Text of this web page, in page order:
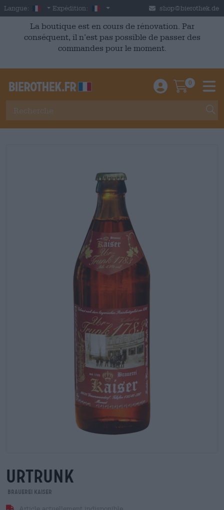
Skip to main content
Langue: French
Expédition: France shop@bierothek.de
La boutique est en cours de rénovation. Par
conséquent, il n’est pas possible de passer des
commandes pour le moment.
Einloggen /
0
urtrunk
Brauerei Kaiser